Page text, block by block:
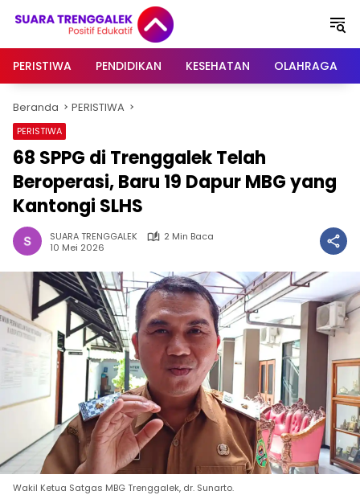
PERISTIWA
PENDIDIKAN KESEHATAN OLAHRAGA
Beranda PERISTIWA
PERISTIWA
68 SPPG di Trenggalek Telah
Beroperasi, Baru 19 Dapur MBG yang
Kantongi SLHS
SUARA TRENGGALEK
2 Min Baca
10 Mei 2026
Wakil Ketua Satgas MBG Trenggalek, dr. Sunarto.